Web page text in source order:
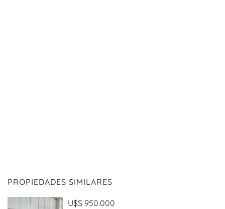
PROPIEDADES SIMILARES
U$S 950.000